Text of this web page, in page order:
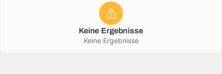
Keine Ergebnisse
Keine Ergebnisse